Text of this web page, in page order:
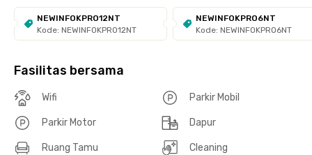
NEWINFOKPRO12NT
Kode: NEWINFOKPRO12NT
NEWINFOKPRO6NT
Kode: NEWINFOKPRO6NT
Fasilitas bersama
Wifi Parkir Mobil
Parkir Motor Dapur
Ruang Tamu Cleaning